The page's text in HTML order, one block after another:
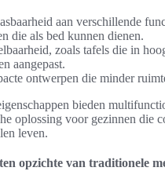
aan verschillende
die als bed kunnen dienen.
zoals tafels die in
aangepast.
ontwerpen die minder
bieden
oplossing voor gezinnen die
leven.
opzichte van traditionele